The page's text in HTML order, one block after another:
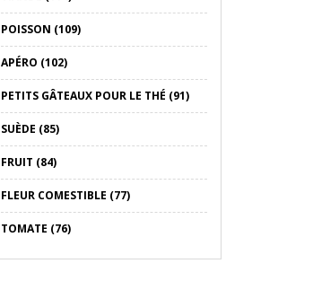
POISSON (109)
APÉRO (102)
PETITS GÂTEAUX POUR LE THÉ (91)
SUÈDE (85)
FRUIT (84)
FLEUR COMESTIBLE (77)
TOMATE (76)